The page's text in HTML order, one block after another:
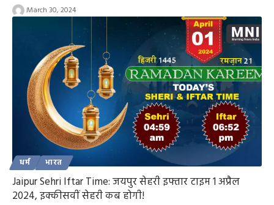
March 30, 2024
धर्म भारत
Jaipur Sehri Iftar Time: जयपुर सेहरी इफ्तार टाइम 1 अप्रैल
2024, इक्कीसवीं सेहरी कब होगी!